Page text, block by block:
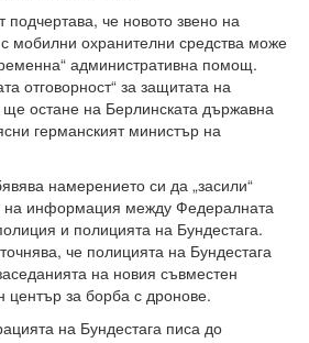
подчертава, че новото звено на
мобилни охранителни средства може
административна помощ.
отговорност“ за защитата на
ще остане на Берлинската държавна
германският министър на
намерението си да „засили“
информация между Федералната
и полицията на Бундестага.
че полицията на Бундестага
на новия съвместен
за борба с дронове.
на Бундестага писа до